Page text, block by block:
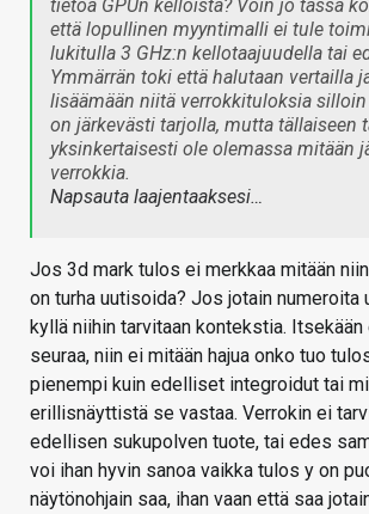
tietoa GPUn kelloista? Voin jo tässä
että lopullinen myyntimalli ei tule
lukitulla 3 GHz:n kellotaajuudella tai
Ymmärrän toki että halutaan vertailla
lisäämään niitä verrokkituloksia
on järkevästi tarjolla, mutta tällaiseen
yksinkertaisesti ole olemassa mitään
verrokkia.
Napsauta laajentaaksesi…
Jos 3d mark tulos ei merkkaa mitään
on turha uutisoida? Jos jotain numeroita
kyllä niihin tarvitaan kontekstia. Itsekään
seuraa, niin ei mitään hajua onko tuo
pienempi kuin edelliset integroidut tai
erillisnäyttistä se vastaa. Verrokin ei
edellisen sukupolven tuote, tai edes
voi ihan hyvin sanoa vaikka tulos y on
näytönohjain saa, ihan vaan että saa